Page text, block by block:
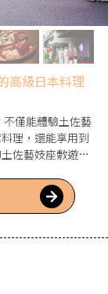
高級日本料理
僅能體驗土佐藝
理，還能享用到
佐藝妓座敷遊方
。還有馳名海內
輕鬆入座的1樓吧
驗一番喔。